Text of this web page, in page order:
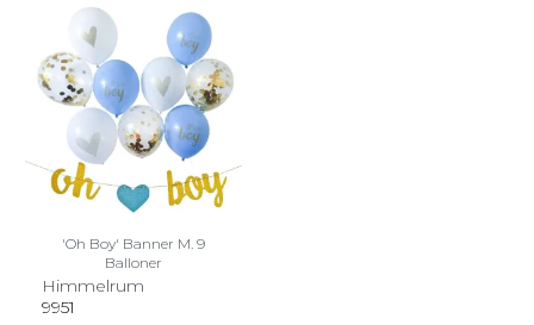
'Oh Boy' Banner M. 9
Balloner
Himmelrum
9951